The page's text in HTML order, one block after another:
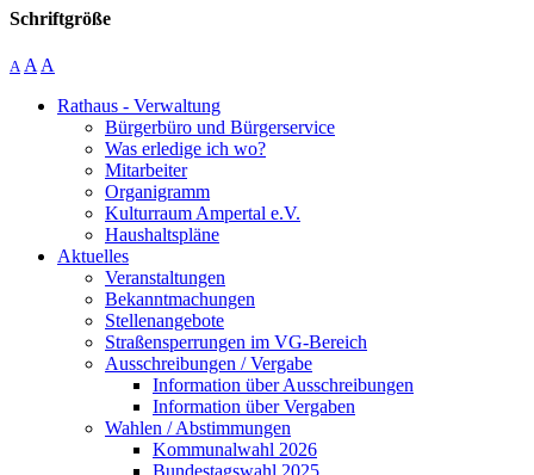
Schriftgröße
A A A
Rathaus - Verwaltung
Bürgerbüro und Bürgerservice
Was erledige ich wo?
Mitarbeiter
Organigramm
Kulturraum Ampertal e.V.
Haushaltspläne
Aktuelles
Veranstaltungen
Bekanntmachungen
Stellenangebote
Straßensperrungen im VG-Bereich
Ausschreibungen / Vergabe
Information über Ausschreibungen
Information über Vergaben
Wahlen / Abstimmungen
Kommunalwahl 2026
Bundestagswahl 2025